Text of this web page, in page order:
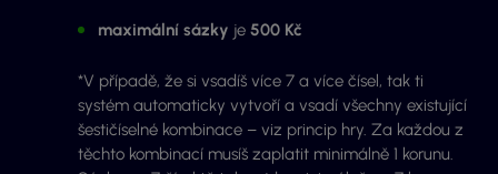
maximální sázky je 500 Kč
*V případě, že si vsadíš více 7 a více čísel, tak ti
systém automaticky vytvoří a vsadí všechny existující
šestičíselné kombinace – viz princip hry. Za každou z
těchto kombinací musíš zaplatit minimálně 1 korunu.